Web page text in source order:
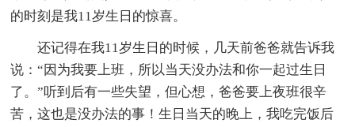
的时刻是我11岁生日的惊喜。
还记得在我11岁生日的时候，几天前爸爸就告诉我
说：“因为我要上班，所以当天没办法和你一起过生日
了。”听到后有一些失望，但心想，爸爸要上夜班很辛
苦，这也是没办法的事！生日当天的晚上，我吃完饭后